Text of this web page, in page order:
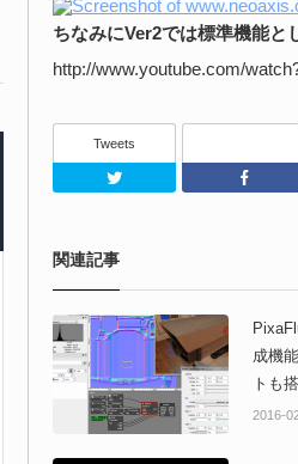
ちなみにVer2では標準機能と
http://www.youtube.com/
Tweets
Twitter
関連記事
成機
トも
ース
2016-